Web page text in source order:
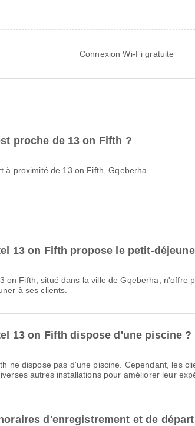
Connexion Wi-Fi gratuite
proche de 13 on Fifth ?
à proximité de 13 on Fifth, Gqeberha
13 on Fifth propose le petit-
on Fifth, situé dans la ville de Gqeberha, n'offre
à ses clients.
13 on Fifth dispose d'une piscine ?
ne dispose pas d'une piscine. Cependant, les
autres installations pour améliorer leur
d'enregistrement et de